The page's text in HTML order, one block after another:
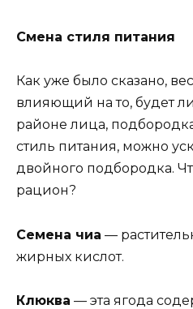
Смена стиля питания
Как уже было сказано,
влияющий на то, будет
районе лица,
стиль питания, можно
двойного подбородка.
рацион?
Семена чиа —
жирных кислот.
Клюква — эта ягода